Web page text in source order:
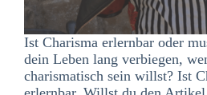
Ist Charisma erlernbar oder
dein Leben lang verbiegen,
charismatisch sein willst? Ist